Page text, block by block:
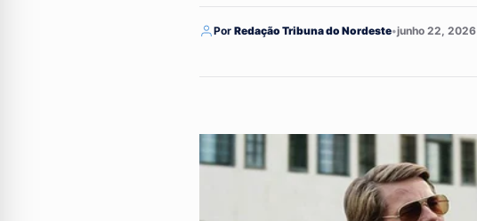
Por Redação Tribuna do Nordeste•junho 22, 2026